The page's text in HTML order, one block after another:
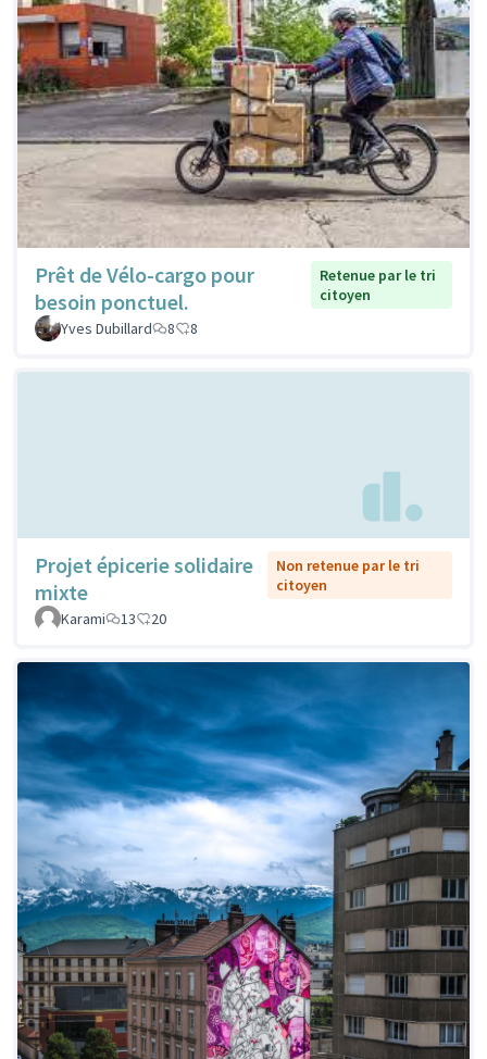
Prêt de Vélo-cargo pour
besoin ponctuel.
Retenue par le tri
citoyen
Yves Dubillard
8 8
Projet épicerie solidaire
mixte
Non retenue par le tri
citoyen
Karami
13 20